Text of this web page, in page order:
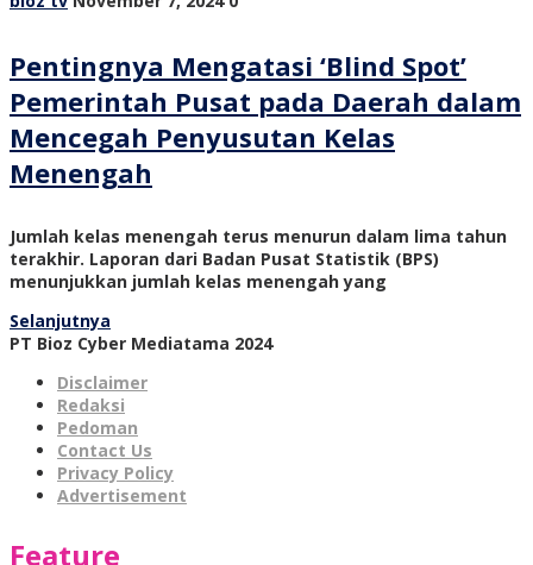
Pentingnya Mengatasi ‘Blind Spot’
Pemerintah Pusat pada Daerah dalam
Mencegah Penyusutan Kelas
Menengah
Jumlah kelas menengah terus menurun dalam lima tahun
terakhir. Laporan dari Badan Pusat Statistik (BPS)
menunjukkan jumlah kelas menengah yang
Selanjutnya
PT Bioz Cyber Mediatama 2024
Disclaimer
Redaksi
Pedoman
Contact Us
Privacy Policy
Advertisement
Feature